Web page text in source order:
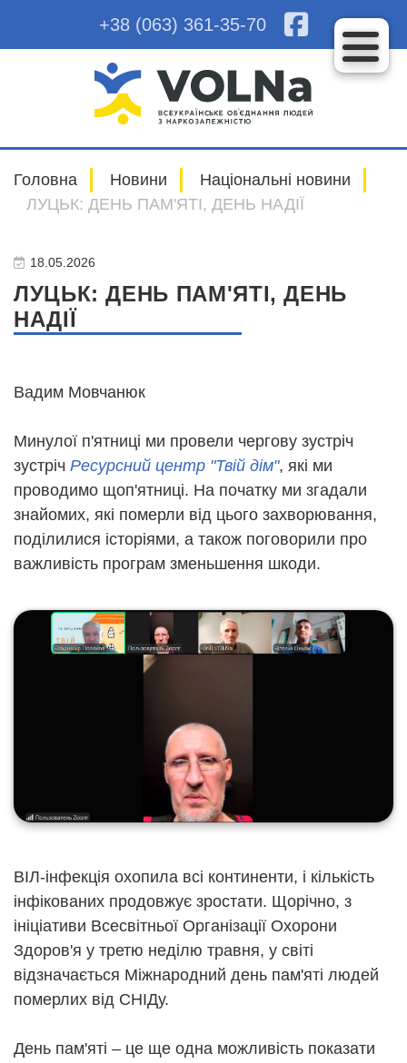
+38 (063) 361-35-70
Головна Новини
Національні новини
ЛУЦЬК: ДЕНЬ ПАМ'ЯТІ, ДЕНЬ НАДІЇ
18.05.2026
ЛУЦЬК: ДЕНЬ ПАМ'ЯТІ, ДЕНЬ
НАДІЇ
Вадим Мовчанюк
Минулої п'ятниці ми провели чергову зустріч
зустріч Ресурсний центр "Твій дім", які ми
проводимо щоп'ятниці. На початку ми згадали
знайомих, які померли від цього захворювання,
поділилися історіями, а також поговорили про
важливість програм зменьшення шкоди.
ВІЛ-інфекція охопила всі континенти, і кількість
інфікованих продовжує зростати. Щорічно, з
ініціативи Всесвітньої Організації Охорони
Здоров'я у третю неділю травня, у світі
відзначається Міжнародний день пам'яті людей
померлих від СНІДу.
День пам'яті – це ще одна можливість показати